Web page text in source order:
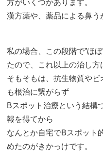
方がいくつかあります。
漢方薬や、薬品による鼻う
私の場合、この段階で”ほ
たので、これ以上の治し方
そもそもは、抗生物質や
も根治に繋がらず
Bスポット治療という結構
報を得てから
なんとか自宅でBスポット
めたのがきかっけです。